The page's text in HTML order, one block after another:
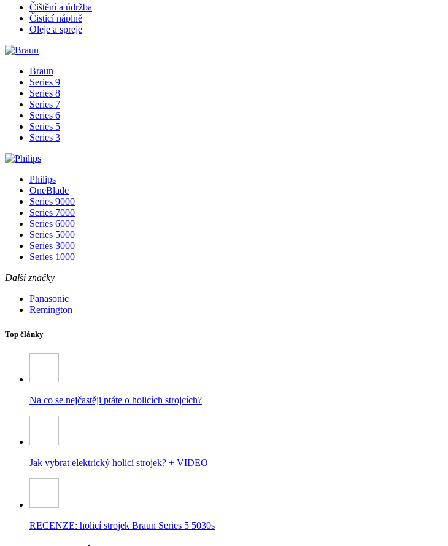
Čištění a údržba
Čisticí náplně
Oleje a spreje
Braun
Series 9
Series 8
Series 7
Series 6
Series 5
Series 3
Philips
OneBlade
Series 9000
Series 7000
Series 6000
Series 5000
Series 3000
Series 1000
Další značky
Panasonic
Remington
Top články
Na co se nejčastěji ptáte o holicích strojcích?
Jak vybrat elektrický holicí strojek? + VIDEO
RECENZE: holicí strojek Braun Series 5 5030s